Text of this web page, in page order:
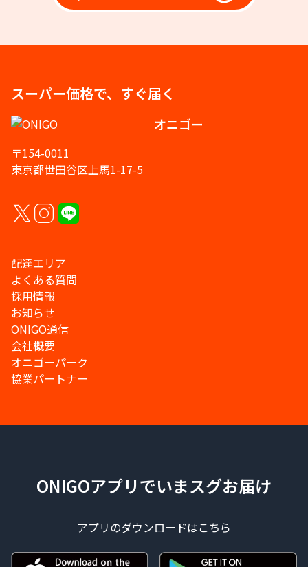
スーパー価格で、すぐ届く
オニゴー
〒154-0011
東京都世田谷区上馬1-17-5
配達エリア
よくある質問
採用情報
お知らせ
ONIGO通信
会社概要
オニゴーパーク
協業パートナー
ONIGOアプリでいまスグお届け
アプリのダウンロードはこちら